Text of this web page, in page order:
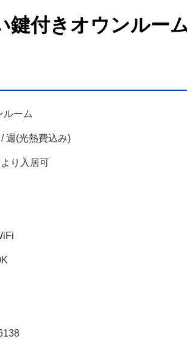
鍵付きオウンル
ルーム
週(光熱費込み)
り入居可